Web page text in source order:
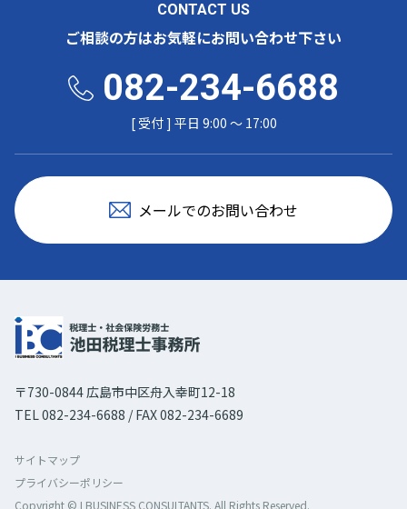
CONTACT US
ご相談の方はお気軽にお問い合わせ下さい
082-234-6688
[ 受付 ] 平日 9:00 〜 17:00
メールでのお問い合わせ
〒730-0844 広島市中区舟入幸町12-18
TEL 082-234-6688 / FAX 082-234-6689
サイトマップ
プライバシーポリシー
Copyright © I BUSINESS CONSULTANTS. All Rights Reserved.